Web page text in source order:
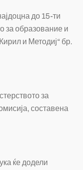
до 15-ти
за образование и
и Методиј“ бр.
за
составена
ќе додели